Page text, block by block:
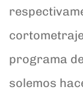
programa
solemos